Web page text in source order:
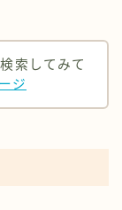
索してみて
ジ